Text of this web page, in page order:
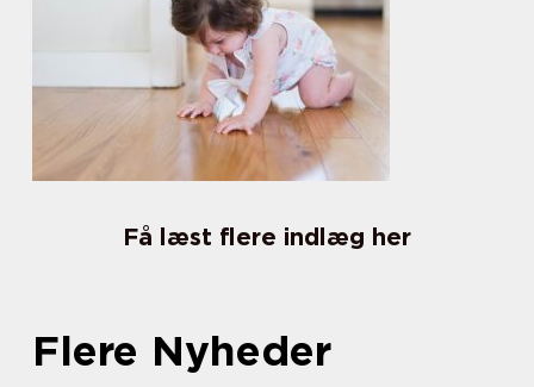
Få læst flere indlæg her
Flere Nyheder